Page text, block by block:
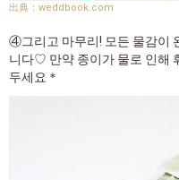
weddbook.com
④그리고 마무리! 모든 물감이
니다♡ 만약 종이가 물로 인해
두세요＊